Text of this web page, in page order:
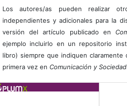
Los autores/as pueden realizar
independientes y adicionales para la
versión del artículo publicado en
ejemplo incluirlo en un repositorio
libro) siempre que indiquen
primera vez en Comunicación y Sociedad